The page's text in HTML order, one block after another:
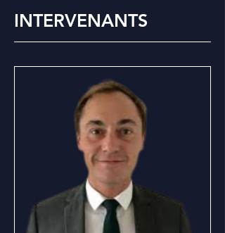
INTERVENANTS